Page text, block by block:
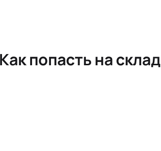
Как попасть на склад